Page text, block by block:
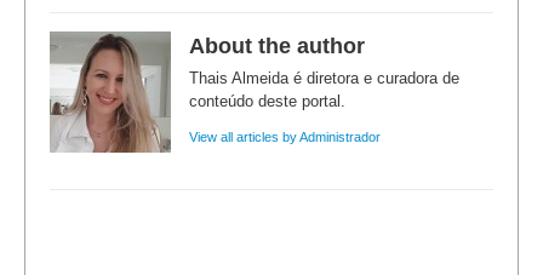
About the author
Thais Almeida é diretora e curadora de
conteúdo deste portal.
View all articles by Administrador